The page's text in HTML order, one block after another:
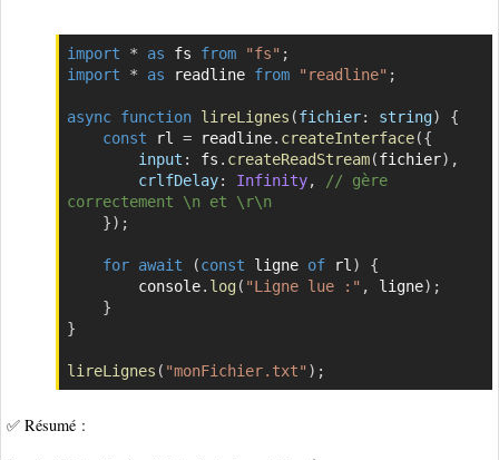
import * as fs from "fs" ;
import
* as readline from "readline" ;
async function lireLignes (fichier: string)
{
const rl = readline. createInterface({
input : fs . createReadStream(fichier) ,
crlfDelay: Infinity,
// gère
correctement \n et \r\n
}) ;
for await (const ligne of rl )
{
        console
. log ( "Ligne lue :" , ligne) ;
}
}
lireLignes ( "monFichier.txt" ) ;
✅ Résumé :